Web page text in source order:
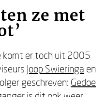
ze met
komt er toch uit 2005
Joop Swieringa en
geschreven: Gedoe